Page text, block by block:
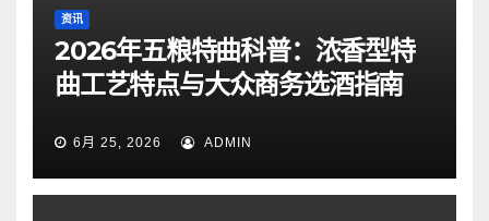
资讯
2026年五粮特曲科普：浓香型特
曲工艺特点与大众商务选酒指南
6月 25, 2026 ADMIN